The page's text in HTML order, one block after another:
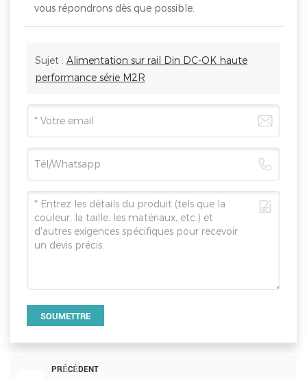
vous répondrons dès que possible.
Sujet : Alimentation sur rail Din DC-OK haute
performance série M2R
SOUMETTRE
PRÉCÉDENT